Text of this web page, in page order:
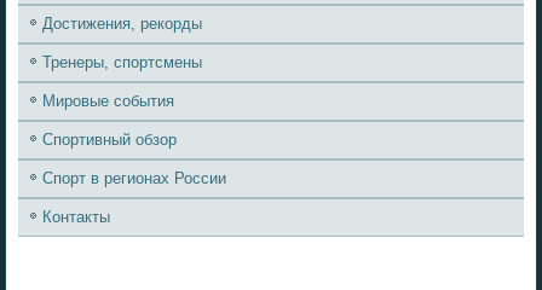
Достижения, рекорды
Тренеры, спортсмены
Мировые события
Спортивный обзор
Спорт в регионах России
Контакты